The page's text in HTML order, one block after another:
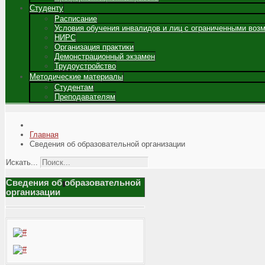
Студенту
Расписание
Условия обучения инвалидов и лиц с ограниченными
НИРС
Организация практики
Демонстрационный экзамен
Трудоустройство
Методические материалы
Студентам
Преподавателям
Главная
Сведения об образовательной организации
Искать...
Сведения об образовательной
организации